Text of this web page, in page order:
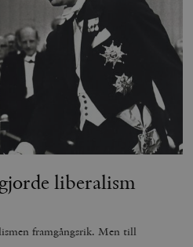
liberalism
framgångsrik. Men till